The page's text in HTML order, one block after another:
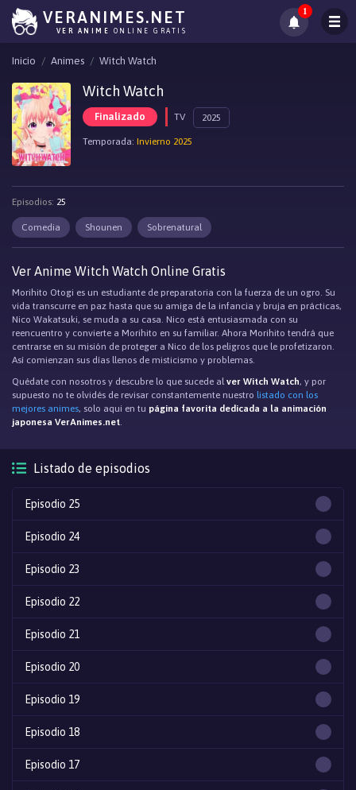
VERANIMES.NET
VER ANIME ONLINE GRATIS
1
Inicio Animes Witch Watch
Witch Watch
Finalizado TV 2025
Temporada: Invierno 2025
Episodios: 25
Comedia Shounen Sobrenatural
Ver Anime Witch Watch Online Gratis
Morihito Otogi es un estudiante de preparatoria con la fuerza de un ogro. Su
vida transcurre en paz hasta que su amiga de la infancia y bruja en prácticas,
Nico Wakatsuki, se muda a su casa. Nico está entusiasmada con su
reencuentro y convierte a Morihito en su familiar. Ahora Morihito tendrá que
centrarse en su misión de proteger a Nico de los peligros que le profetizaron.
Así comienzan sus días llenos de misticismo y problemas.
Quédate con nosotros y descubre lo que sucede alver Witch Watch, y por
supuesto no te olvidés de revisar constantemente nuestro listado con los
mejores animes, solo aqui en tu página favorita dedicada a la animación
japonesa VerAnimes.net.
Listado de episodios
Episodio 25
Episodio 24
Episodio 23
Episodio 22
Episodio 21
Episodio 20
Episodio 19
Episodio 18
Episodio 17